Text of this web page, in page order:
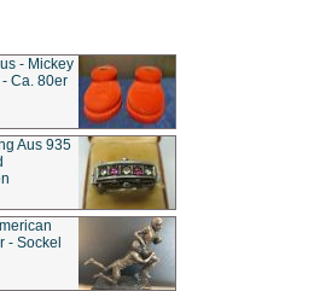
- Mickey
Ca. 80er
Aus 935
- Sockel